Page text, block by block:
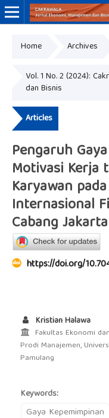
Home Archives
Vol. 1 No. 2 (2024):
dan Bisnis
Articles
Pengaruh
Motivasi Kerja
Karyawan
Internasional
Cabang
https://doi.org/
Kristian Halawa
Fakultas Ekonomi
Prodi Manajemen,
Pamulang
Keywords:
Gaya Kepemimpinan